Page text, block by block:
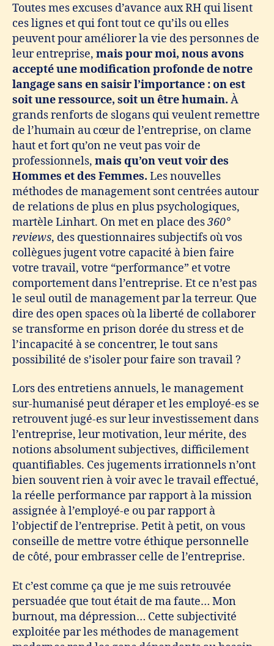
Toutes mes excuses d’avance aux RH qui lisent
ces lignes et qui font tout ce qu’ils ou elles
peuvent pour améliorer la vie des personnes de
leur entreprise, mais pour moi, nous avons
accepté une modification profonde de notre
langage sans en saisir l’importance : on est
soit une ressource, soit un être humain. À
grands renforts de slogans qui veulent remettre
de l’humain au cœur de l’entreprise, on clame
haut et fort qu’on ne veut pas voir de
professionnels, mais qu’on veut voir des
Hommes et des Femmes. Les nouvelles
méthodes de management sont centrées autour
de relations de plus en plus psychologiques,
martèle Linhart. On met en place des360°
reviews, des questionnaires subjectifs où vos
collègues jugent votre capacité à bien faire
votre travail, votre “performance” et votre
comportement dans l’entreprise. Et ce n’est pas
le seul outil de management par la terreur. Que
dire des open spaces où la liberté de collaborer
se transforme en prison dorée du stress et de
l’incapacité à se concentrer, le tout sans
possibilité de s’isoler pour faire son travail ?
Lors des entretiens annuels, le management
sur-humanisé peut déraper et les employé-es se
retrouvent jugé-es sur leur investissement dans
l’entreprise, leur motivation, leur mérite, des
notions absolument subjectives, difficilement
quantifiables. Ces jugements irrationnels n’ont
bien souvent rien à voir avec le travail effectué,
la réelle performance par rapport à la mission
assignée à l’employé-e ou par rapport à
l’objectif de l’entreprise. Petit à petit, on vous
conseille de mettre votre éthique personnelle
de côté, pour embrasser celle de l’entreprise.
Et c’est comme ça que je me suis retrouvée
persuadée que tout était de ma faute… Mon
burnout, ma dépression… Cette subjectivité
exploitée par les méthodes de management